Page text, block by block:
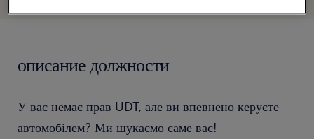
описание должности
У вас немає прав UDT, але ви впевнено керуєте
автомобілем? Ми шукаємо саме вас!